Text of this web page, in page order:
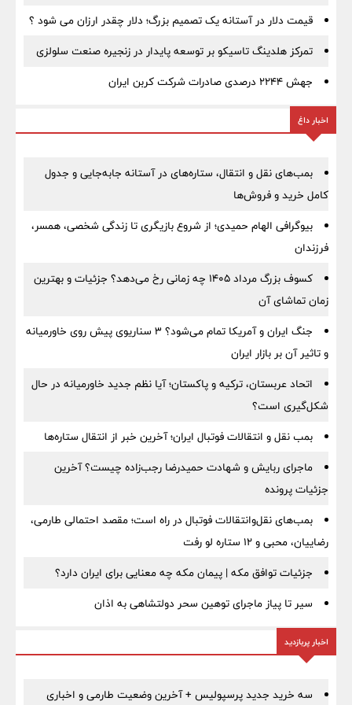
قیمت دلار در آستانه یک تصمیم بزرگ؛ دلار چقدر ارزان می شود ؟
تمرکز هلدینگ تاسیکو بر توسعه پایدار در زنجیره صنعت سلولزی
جهش ۲۲۴۴ درصدی صادرات شرکت کربن ایران
اخبار داغ
بمب‌های نقل و انتقال، ستاره‌های در آستانه جابه‌جایی و جدول
کامل خرید و فروش‌ها
بیوگرافی الهام حمیدی؛ از شروع بازیگری تا زندگی شخصی، همسر،
فرزندان
کسوف بزرگ مرداد ۱۴۰۵ چه زمانی رخ می‌دهد؟ جزئیات و بهترین
زمان تماشای آن
جنگ ایران و آمریکا تمام می‌شود؟ ۳ سناریوی پیش روی خاورمیانه
و تاثیر آن بر بازار ایران
اتحاد عربستان، ترکیه و پاکستان؛ آیا نظم جدید خاورمیانه در حال
شکل‌گیری است؟
بمب نقل‌ و انتقالات فوتبال ایران؛ آخرین خبر از انتقال ستاره‌ها
ماجرای ربایش و شهادت حمیدرضا رجب‌زاده چیست؟ آخرین
جزئیات پرونده
بمب‌های نقل‌وانتقالات فوتبال در راه است؛ مقصد احتمالی طارمی،
رضاییان، محبی و ۱۲ ستاره لو رفت
جزئیات توافق مکه | پیمان مکه چه معنایی برای ایران دارد؟
سیر تا پیاز ماجرای توهین سحر دولتشاهی به اذان
اخبار پربازدید
سه خرید جدید پرسپولیس + آخرین وضعیت طارمی و اخباری